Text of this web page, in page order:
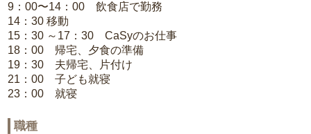
9：00〜14：00 飲食店で勤務
14：30 移動
15：30 ～17：30 CaSyのお仕事
18：00 帰宅、夕食の準備
19：30 夫帰宅、片付け
21：00 子ども就寝
23：00 就寝
職種